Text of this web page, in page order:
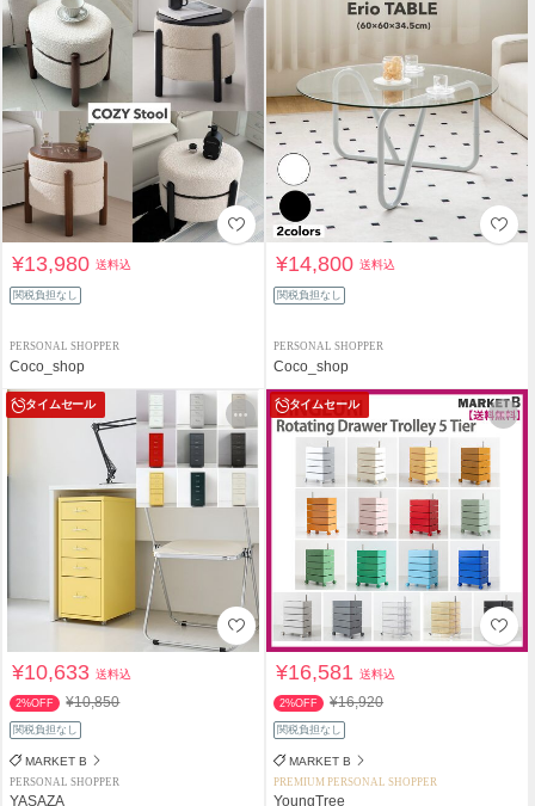
¥13,980送料込
関税負担なし
PERSONAL SHOPPER
Coco_shop
¥14,800送料込
関税負担なし
PERSONAL SHOPPER
Coco_shop
タイムセール
¥10,633送料込
2%OFF ¥10,850
関税負担なし
MARKET B
PERSONAL SHOPPER
YASAZA
タイムセール
¥16,581送料込
2%OFF ¥16,920
関税負担なし
MARKET B
PREMIUM PERSONAL SHOPPER
YoungTree